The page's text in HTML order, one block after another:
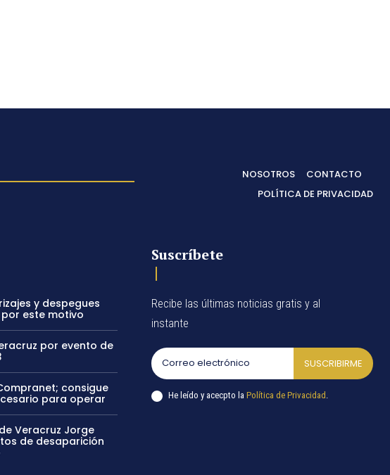
NOSOTROS
CONTACTO
POLÍTICA DE PRIVACIDAD
y despegues
por este motivo
por evento de
consigue
para operar
Veracruz Jorge
de desaparición
Suscríbete
Recibe las últimas noticias gratis y al
instante
SUSCRIBIRME
He leído y acecpto laPolítica de Privacidad .